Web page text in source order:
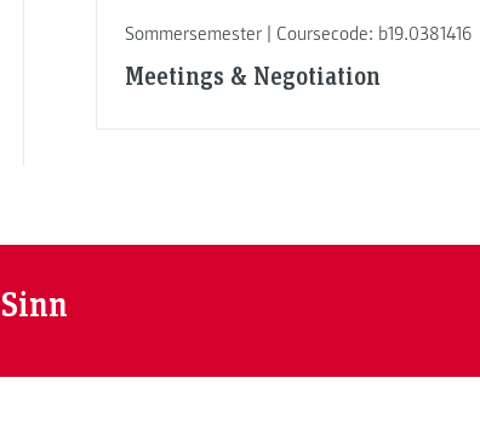
Sommersemester | Coursecode: b19.0381416
Meetings & Negotiation